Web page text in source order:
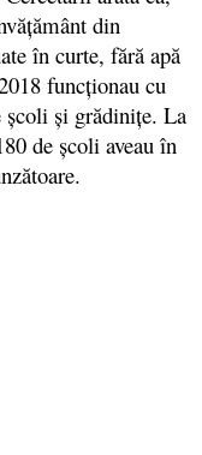
din
în curte, fără apă
funcţionau cu
şcoli şi grădiniţe. La
de şcoli aveau în